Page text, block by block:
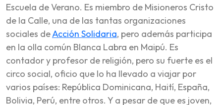
Escuela de Verano. Es miembro de Misioneros Cristo
de la Calle, una de las tantas organizaciones
sociales deAcción Solidaria, pero además participa
en la olla común Blanca Labra en Maipú. Es
contador y profesor de religión, pero su fuerte es el
circo social, oficio que lo ha llevado a viajar por
varios países: República Dominicana, Haití, España,
Bolivia, Perú, entre otros. Y a pesar de que es joven,